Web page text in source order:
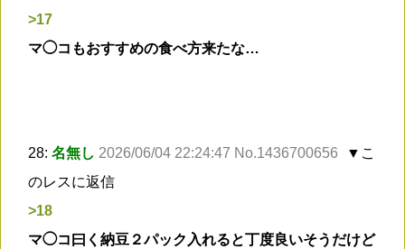
>17
マ◯コもおすすめの食べ方来たな…
28: 名無し 2026/06/04 22:24:47 No.1436700656
▼こ
のレスに返信
>18
マ◯コ曰く納豆２パック入れると丁度良いそうだけど